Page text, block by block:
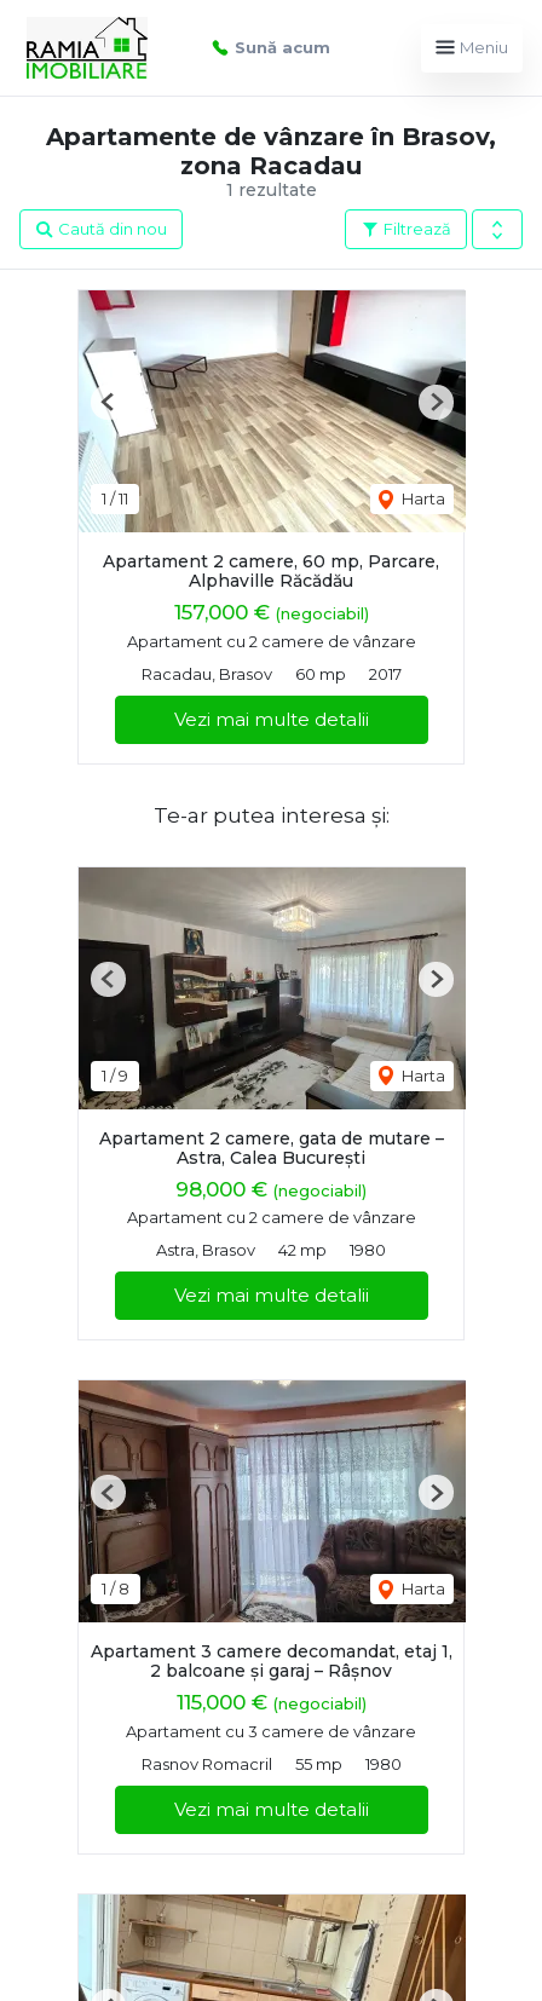
Sună acum Meniu
1 rezultate
Apartamente de vânzare în Brasov,
zona Racadau
Filtrează
Caută din nou
1 /11 Harta
Previous Next
Apartament 2 camere, 60 mp, Parcare,
Alphaville Răcădău
157,000 € (negociabil)
Apartament cu 2 camere de vânzare
Racadau, Brasov
60 mp 2017
Vezi mai multe detalii
Te-ar putea interesa și:
1 /9 Harta
Previous Next
Apartament 2 camere, gata de mutare –
Astra, Calea București
98,000 € (negociabil)
Apartament cu 2 camere de vânzare
Astra, Brasov
42 mp 1980
Vezi mai multe detalii
1 /8 Harta
Previous Next
Apartament 3 camere decomandat, etaj 1,
2 balcoane și garaj – Râșnov
115,000 € (negociabil)
Apartament cu 3 camere de vânzare
Rasnov Romacril
55 mp 1980
Vezi mai multe detalii